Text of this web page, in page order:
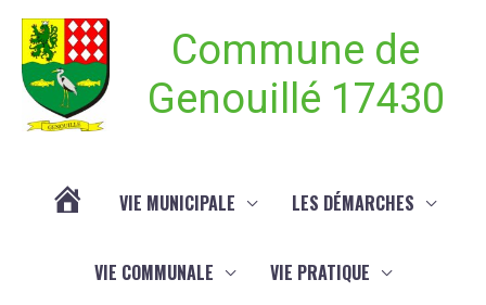
Commune de
Genouillé 17430
VIE MUNICIPALE LES DÉMARCHES
VIE COMMUNALE VIE PRATIQUE